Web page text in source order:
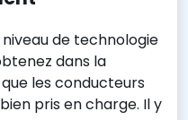
de technologie
dans la
les conducteurs
pris en charge. Il y